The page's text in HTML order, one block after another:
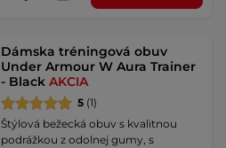
Dámska tréningová obuv
Under Armour W Aura Trainer
- BlackAKCIA
5 (1)
Štýlová bežecká obuv s kvalitnou
podrážkou z odolnej gumy, s